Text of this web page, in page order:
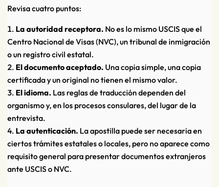
Revisa cuatro puntos:
La autoridad receptora. No es lo mismo USCIS que el
Centro Nacional de Visas (NVC), un tribunal de inmigración
o un registro civil estatal.
El documento aceptado. Una copia simple, una copia
certificada y un original no tienen el mismo valor.
El idioma. Las reglas de traducción dependen del
organismo y, en los procesos consulares, del lugar de la
entrevista.
La autenticación. La apostilla puede ser necesaria en
ciertos trámites estatales o locales, pero no aparece como
requisito general para presentar documentos extranjeros
ante USCIS o NVC.